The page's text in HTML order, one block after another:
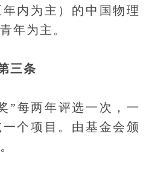
内为主）的中国物理
年为主。
三条
每两年评选一次，一
个项目。由基金会颁